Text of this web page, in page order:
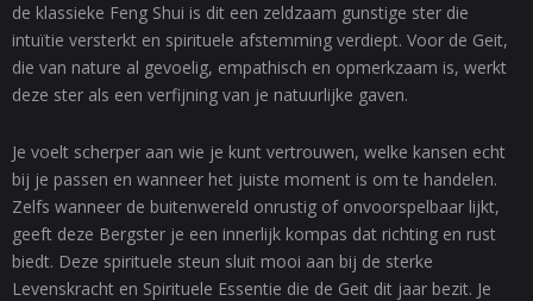
de klassieke Feng Shui is dit een zeldzaam gunstige ster die
intuïtie versterkt en spirituele afstemming verdiept. Voor de Geit,
die van nature al gevoelig, empathisch en opmerkzaam is, werkt
deze ster als een verfijning van je natuurlijke gaven.
Je voelt scherper aan wie je kunt vertrouwen, welke kansen echt
bij je passen en wanneer het juiste moment is om te handelen.
Zelfs wanneer de buitenwereld onrustig of onvoorspelbaar lijkt,
geeft deze Bergster je een innerlijk kompas dat richting en rust
biedt. Deze spirituele steun sluit mooi aan bij de sterke
Levenskracht en Spirituele Essentie die de Geit dit jaar bezit. Je